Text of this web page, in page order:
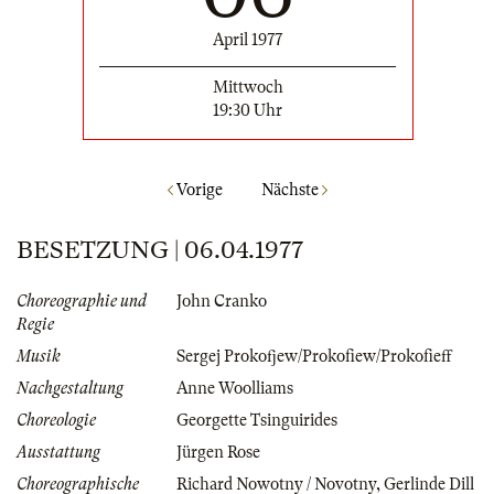
April 1977
Mittwoch
19:30 Uhr
Vorige Nächste
BESETZUNG | 06.04.1977
Choreographie und
Regie
John Cranko
Musik
Sergej Prokofjew/Prokofiew/Prokofieff
Nachgestaltung
Anne Woolliams
Choreologie
Georgette Tsinguirides
Ausstattung
Jürgen Rose
Choreographische
Richard Nowotny / Novotny, Gerlinde Dill